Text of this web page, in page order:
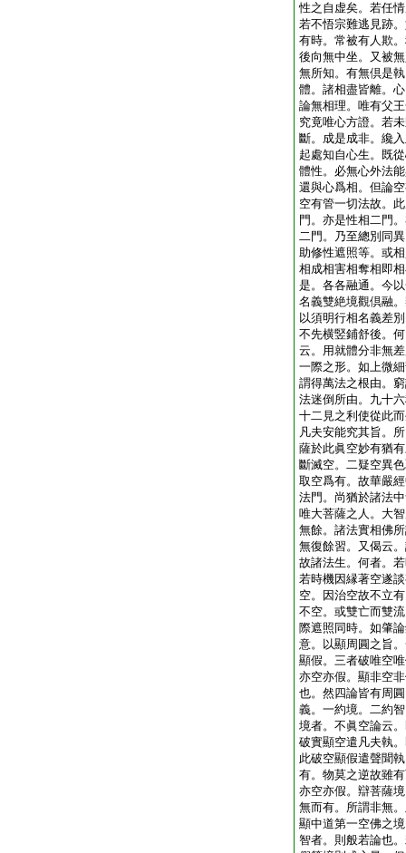
性之自虚矣。若任
若不悟宗難逃見跡
有時。常被有人欺
後向無中坐。又被
無所知。有無倶是
體。諸相盡皆離。
論無相理。唯有父
究竟唯心方證。若
斷。成是成非。纔
起處知自心生。既
體性。必無心外法
還與心爲相。但論
空有管一切法故。
門。亦是性相二門
二門。乃至總別同
助修性遮照等。或
相成相害相奪相即
是。各各融通。今
名義雙絶境觀倶融
以須明行相名義差
不先横竪鋪舒後。
云。用就體分非無
一際之形。如上微
謂得萬法之根由。
法迷倒所由。九十
十二見之利使從此
凡夫安能究其旨。
薩於此眞空妙有猶
斷滅空。二疑空異
取空爲有。故華嚴
法門。尚猶於諸法
唯大菩薩之人。大
無餘。諸法實相佛
無復餘習。又偈云
故諸法生。何者。
若時機因縁著空遂
空。因治空故不立
不空。或雙亡而雙
際遮照同時。如肇
意。以顯周圓之旨
顯假。三者破唯空
亦空亦假。顯非空
也。然四論皆有周
義。一約境。二約
境者。不眞空論云
破實顯空遣凡夫執
此破空顯假遣聲聞
有。物莫之逆故雖
亦空亦假。辯菩薩
無而有。所謂非無
顯中道第一空佛之
智者。則般若論也